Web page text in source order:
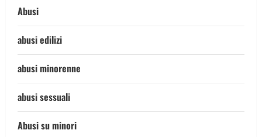
Abusi
abusi edilizi
abusi minorenne
abusi sessuali
Abusi su minori